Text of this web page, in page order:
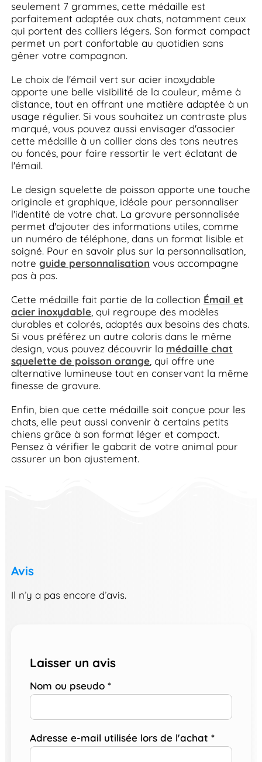
seulement 7 grammes, cette médaille est
parfaitement adaptée aux chats, notamment ceux
qui portent des colliers légers. Son format compact
permet un port confortable au quotidien sans
gêner votre compagnon.
Le choix de l'émail vert sur acier inoxydable
apporte une belle visibilité de la couleur, même à
distance, tout en offrant une matière adaptée à un
usage régulier. Si vous souhaitez un contraste plus
marqué, vous pouvez aussi envisager d'associer
cette médaille à un collier dans des tons neutres
ou foncés, pour faire ressortir le vert éclatant de
l'émail.
Le design squelette de poisson apporte une touche
originale et graphique, idéale pour personnaliser
l'identité de votre chat. La gravure personnalisée
permet d'ajouter des informations utiles, comme
un numéro de téléphone, dans un format lisible et
soigné. Pour en savoir plus sur la personnalisation,
notre guide personnalisation vous accompagne
pas à pas.
Cette médaille fait partie de la collection Émail et
acier inoxydable, qui regroupe des modèles
durables et colorés, adaptés aux besoins des chats.
Si vous préférez un autre coloris dans le même
design, vous pouvez découvrir la médaille chat
squelette de poisson orange, qui offre une
alternative lumineuse tout en conservant la même
finesse de gravure.
Enfin, bien que cette médaille soit conçue pour les
chats, elle peut aussi convenir à certains petits
chiens grâce à son format léger et compact.
Pensez à vérifier le gabarit de votre animal pour
assurer un bon ajustement.
Avis
Il n’y a pas encore d’avis.
Laisser un avis
Nom ou pseudo *
Adresse e-mail utilisée lors de l'achat *